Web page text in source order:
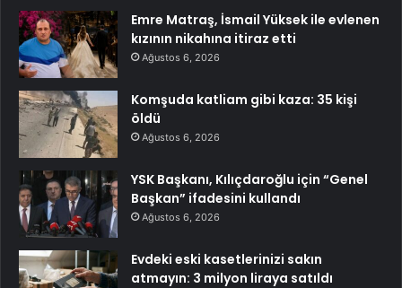
Emre Matraş, İsmail Yüksek ile evlenen
kızının nikahına itiraz etti
Ağustos 6, 2026
Komşuda katliam gibi kaza: 35 kişi
öldü
Ağustos 6, 2026
YSK Başkanı, Kılıçdaroğlu için “Genel
Başkan” ifadesini kullandı
Ağustos 6, 2026
Evdeki eski kasetlerinizi sakın
atmayın: 3 milyon liraya satıldı